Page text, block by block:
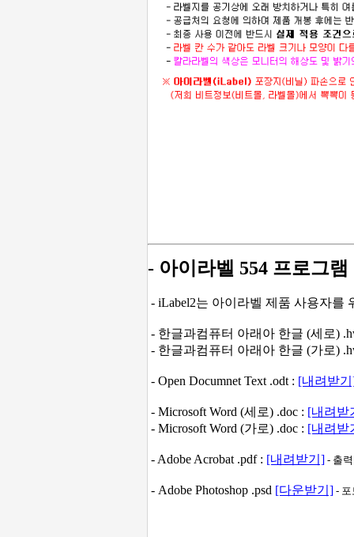
- 아이라벨 554 프로그
- iLabel2는 아이라벨 제품 사용자
- 한글과컴퓨터 아래아 한글 (세로)
- 한글과컴퓨터 아래아 한글 (가로)
- Open Documnet Text .odt : [내려받
- Microsoft Word (세로) .doc : [내려받
- Microsoft Word (가로) .doc : [내려받
- Adobe Acrobat .pdf : [내려받기] - 출
- Adobe Photoshop .psd [다운받기] - 포